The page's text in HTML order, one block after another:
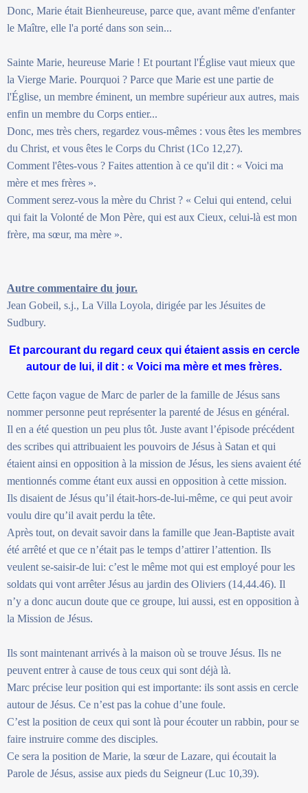
Donc, Marie était Bienheureuse, parce que, avant même d'enfanter
le Maître, elle l'a porté dans son sein...
Sainte Marie, heureuse Marie ! Et pourtant l'Église vaut mieux que
la Vierge Marie. Pourquoi ? Parce que Marie est une partie de
l'Église, un membre éminent, un membre supérieur aux autres, mais
enfin un membre du Corps entier...
Donc, mes très chers, regardez vous-mêmes : vous êtes les membres
du Christ, et vous êtes le Corps du Christ (1Co 12,27).
Comment l'êtes-vous ? Faites attention à ce qu'il dit : « Voici ma
mère et mes frères ».
Comment serez-vous la mère du Christ ? « Celui qui entend, celui
qui fait la Volonté de Mon Père, qui est aux Cieux, celui-là est mon
frère, ma sœur, ma mère ».
Autre commentaire du jour.
Jean Gobeil, s.j., La Villa Loyola, dirigée par les Jésuites de
Sudbury.
Et parcourant du regard ceux qui étaient assis en cercle
autour de lui, il dit : « Voici ma mère et mes frères.
Cette façon vague de Marc de parler de la famille de Jésus sans
nommer personne peut représenter la parenté de Jésus en général.
Il en a été question un peu plus tôt. Juste avant l’épisode précédent
des scribes qui attribuaient les pouvoirs de Jésus à Satan et qui
étaient ainsi en opposition à la mission de Jésus, les siens avaient été
mentionnés comme étant eux aussi en opposition à cette mission.
Ils disaient de Jésus qu’il était-hors-de-lui-même, ce qui peut avoir
voulu dire qu’il avait perdu la tête.
Après tout, on devait savoir dans la famille que Jean-Baptiste avait
été arrêté et que ce n’était pas le temps d’attirer l’attention. Ils
veulent se-saisir-de lui: c’est le même mot qui est employé pour les
soldats qui vont arrêter Jésus au jardin des Oliviers (14,44.46). Il
n’y a donc aucun doute que ce groupe, lui aussi, est en opposition à
la Mission de Jésus.
Ils sont maintenant arrivés à la maison où se trouve Jésus. Ils ne
peuvent entrer à cause de tous ceux qui sont déjà là.
Marc précise leur position qui est importante: ils sont assis en cercle
autour de Jésus. Ce n’est pas la cohue d’une foule.
C’est la position de ceux qui sont là pour écouter un rabbin, pour se
faire instruire comme des disciples.
Ce sera la position de Marie, la sœur de Lazare, qui écoutait la
Parole de Jésus, assise aux pieds du Seigneur (Luc 10,39).